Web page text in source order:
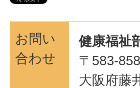
お問い
合わせ
健康福祉
〒583-
大阪府藤